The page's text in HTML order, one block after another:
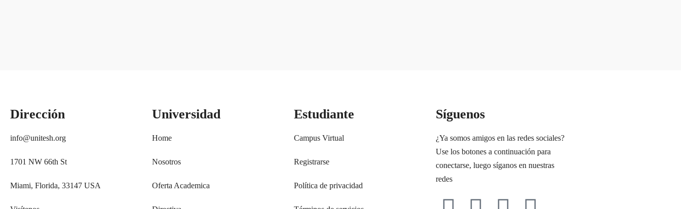
Dirección
info@unitesh.org
1701 NW 66th St
Miami, Florida, 33147 USA
Universidad
Home
Nosotros
Oferta Academica
Estudiante
Campus Virtual
Registrarse
Política de privacidad
Síguenos
¿Ya somos amigos en las redes sociales?
Use los botones a continuación para
conectarse, luego síganos en nuestras
redes